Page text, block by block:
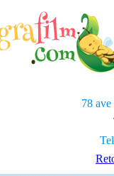
78 ave